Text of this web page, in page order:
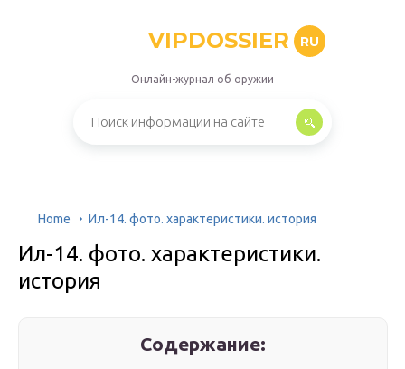
VIPDOSSIER RU
Онлайн-журнал об оружии
Home Ил-14. фото. характеристики. история
Ил-14. фото. характеристики.
история
Содержание: